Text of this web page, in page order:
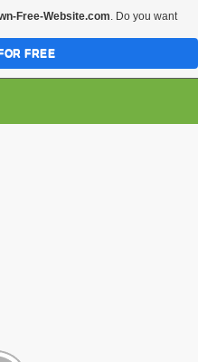
Free-Website.com. Do you want
FREE